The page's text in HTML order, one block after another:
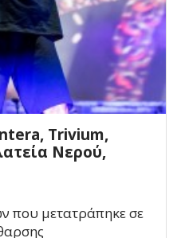
Trivium,
Νερού,
που μετατράπηκε σε